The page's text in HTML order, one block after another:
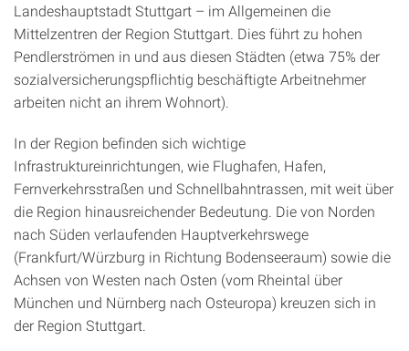
Landeshauptstadt Stuttgart – im Allgemeinen die
Mittelzentren der Region Stuttgart. Dies führt zu hohen
Pendlerströmen in und aus diesen Städten (etwa 75% der
sozialversicherungspflichtig beschäftigte Arbeitnehmer
arbeiten nicht an ihrem Wohnort).
In der Region befinden sich wichtige
Infrastruktureinrichtungen, wie Flughafen, Hafen,
Fernverkehrsstraßen und Schnellbahntrassen, mit weit über
die Region hinausreichender Bedeutung. Die von Norden
nach Süden verlaufenden Hauptverkehrswege
(Frankfurt/Würzburg in Richtung Bodenseeraum) sowie die
Achsen von Westen nach Osten (vom Rheintal über
München und Nürnberg nach Osteuropa) kreuzen sich in
der Region Stuttgart.